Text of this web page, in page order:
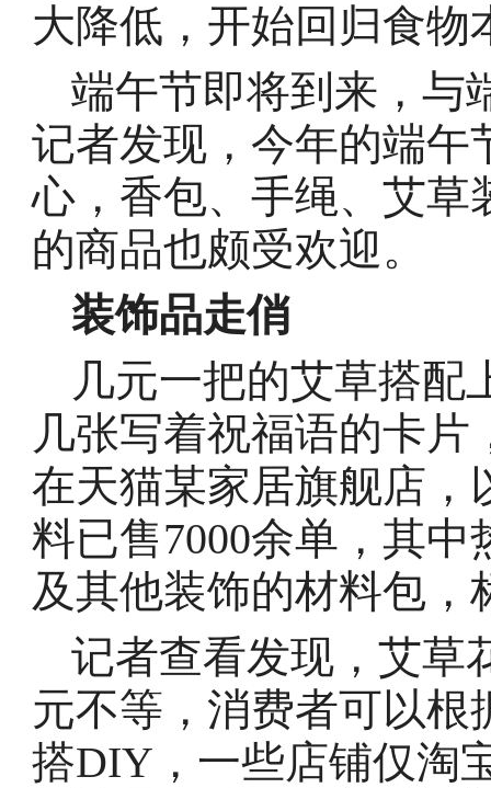
大降低，开始回归食物
端午节即将到来，与
记者发现，今年的端午
心，香包、手绳、艾草
的商品也颇受欢迎。
装饰品走俏
几元一把的艾草搭配
几张写着祝福语的卡
在天猫某家居旗舰店，
料已售7000余单，其
及其他装饰的材料包，
记者查看发现，艾草
元不等，消费者可以
搭DIY，一些店铺仅淘